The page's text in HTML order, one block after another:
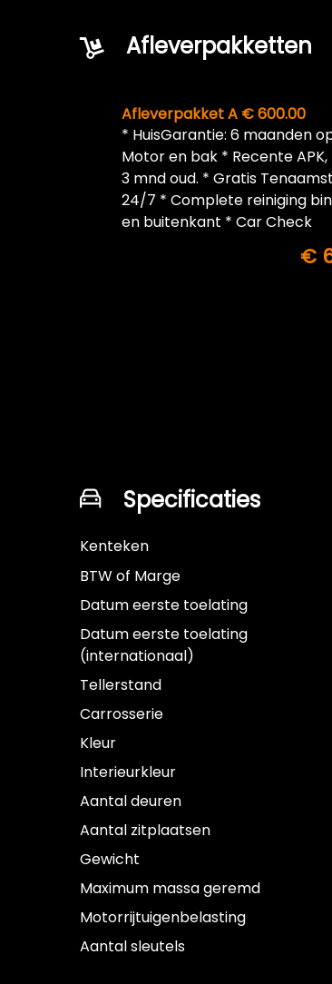
Afleverpakketten
Afleverpakket A € 600.00
* HuisGarantie: 6 maanden
Motor en bak * Recente APK,
3 mnd oud. * Gratis
24/7 * Complete reiniging
en buitenkant * Car Check
€
Specificaties
Kenteken
BTW of Marge
Datum eerste toelating
Datum eerste toelating
(internationaal)
Tellerstand
Carrosserie
Kleur
Interieurkleur
Aantal deuren
Aantal zitplaatsen
Gewicht
Maximum massa geremd
Motorrijtuigenbelasting
Aantal sleutels